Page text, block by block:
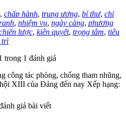
, chấp hành, trung ương, bí thư, chỉ
, nhiệm vụ, ngày càng, phương
lược, kiên quyết, trọng tâm, tiêu
trì
trong 1 đánh giá
công tác phòng, chống tham nhũng,
XIII của Đảng đến nay Xếp hạng:
giá bài viết